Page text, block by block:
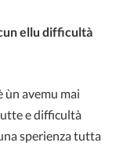
ellu difficultà
ùn avemu mai
e difficultà
sperienza tutta